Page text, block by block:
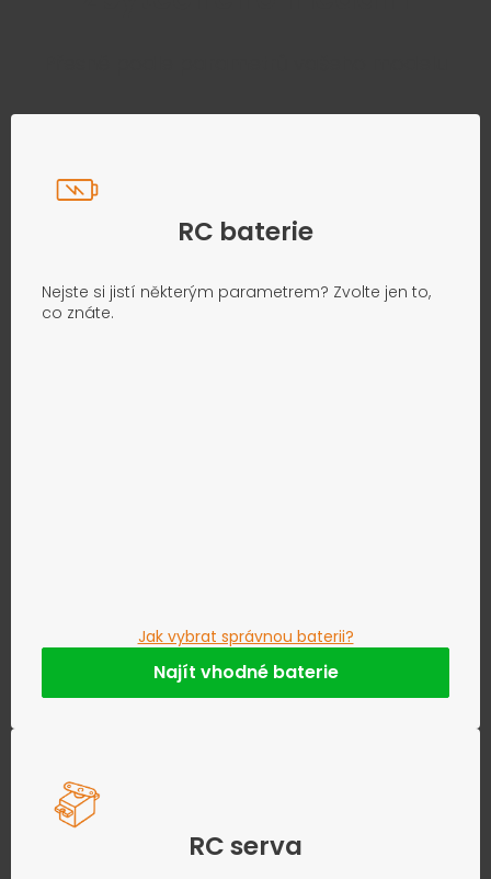
RC baterie
Nejste si jistí některým parametrem? Zvolte jen to,
co znáte.
Jak vybrat správnou baterii?
Najít vhodné baterie
RC serva